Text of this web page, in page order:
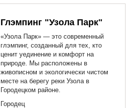
Глэмпинг "Узола Парк"
«Узола Парк» — это современный
глэмпинг, созданный для тех, кто
ценит уединение и комфорт на
природе. Мы расположены в
живописном и экологически чистом
месте на берегу реки Узола в
Городецком районе.
Городец